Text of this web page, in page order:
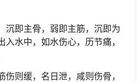
沉即主骨，弱即主筋，沉即为
入水中，如水伤心，历节痛，
伤则缓，名日泄，咸则伤骨，